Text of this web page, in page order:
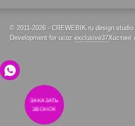
© 2011-2026 - CREWEBIK.ru design
Development for ucoz exclusive37Хостинг